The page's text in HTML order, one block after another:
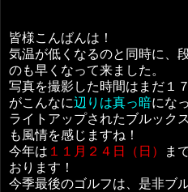
皆様こんばんは！
気温が低くなるのと同時に、
のも早くなって来ました。
写真を撮影した時間はまだ１
がこんなに辺りは真っ暗にな
ライトアップされたブルック
も風情を感じますね！
今年は １１月２４日（日）
ま
おります！
今季最後のゴルフは、是非ブ